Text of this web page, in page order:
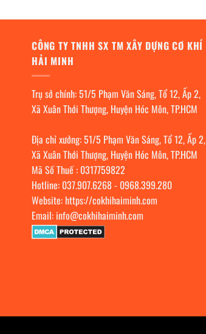
CÔNG TY TNHH SX TM XÂY DỰNG CƠ KHÍ
HẢI MINH
Trụ sở chính: 51/5 Phạm Văn Sáng, Tổ 12, Ấp 2,
Xã Xuân Thới Thượng, Huyện Hóc Môn, TP.HCM
Địa chỉ xưởng: 51/5 Phạm Văn Sáng, Tổ 12, Ấp 2,
Xã Xuân Thới Thượng, Huyện Hóc Môn, TP.HCM
Mã Số Thuế : 0317759822
Hotline: 037.907.6268- 0968.399.280
Website: https://cokhihaiminh.com
Email: info@cokhihaiminh.com